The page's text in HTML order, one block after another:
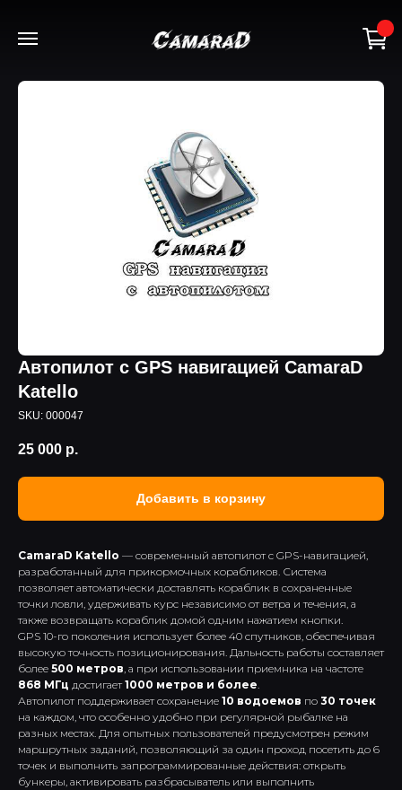
+7(918) 115-67-89
Автопилот с GPS навигацией CamaraD
Katello
SKU: 000047
25 000 р.
Добавить в корзину
CamaraD Katello — современный автопилот с GPS-навигацией,
разработанный для прикормочных корабликов. Система
позволяет автоматически доставлять кораблик в сохраненные
точки ловли, удерживать курс независимо от ветра и течения, а
также возвращать кораблик домой одним нажатием кнопки.
GPS 10-го поколения использует более 40 спутников, обеспечивая
высокую точность позиционирования. Дальность работы составляет
более 500 метров, а при использовании приемника на частоте
868 МГц достигает1000 метров и более.
Автопилот поддерживает сохранение 10 водоемов по 30 точек
на каждом, что особенно удобно при регулярной рыбалке на
разных местах. Для опытных пользователей предусмотрен режим
маршрутных заданий, позволяющий за один проход посетить до 6
точек и выполнить запрограммированные действия: открыть
бункеры, активировать разбрасыватель или выполнить